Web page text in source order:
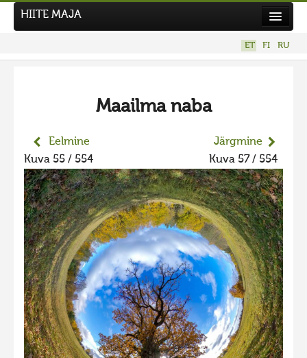
Uudised
Tegutse
Kuvavõistlused
UUS KUVAVÕISTLUS
Hiite kuvavõistlus 2026
VANEMAD KUVAVÕISTLUSED
Hiite kuvavõistlus 2025
Hiite kuvavõistlus 2025 lisa
Liikuvad kuvad 2025
Hiite kuvavõistlus 2024
HIITE MAJA
ET FI RU
Maailma naba
Eelmine
Kuva 55 / 554
Järgmine
Kuva 57 / 554